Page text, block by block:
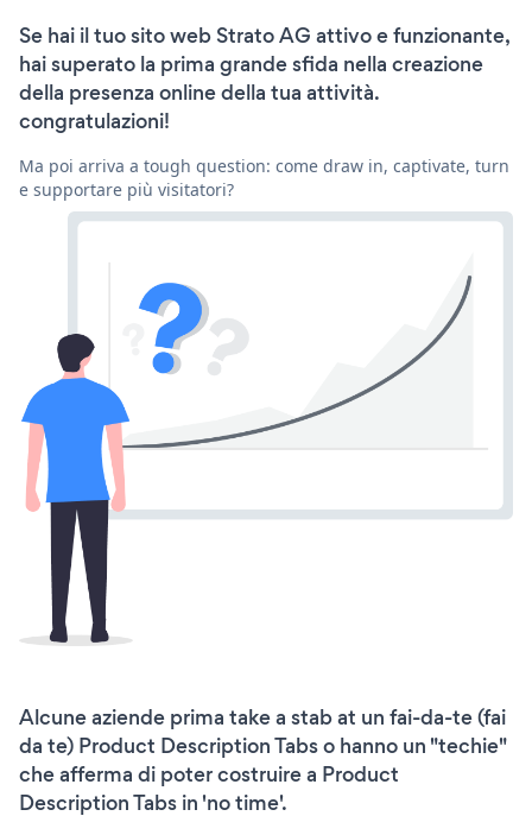
Se hai il tuo sito web Strato AG attivo e funzionante,
hai superato la prima grande sfida nella creazione
della presenza online della tua attività.
congratulazioni!
Ma poi arriva a tough question: come draw in, captivate, turn
e supportare più visitatori?
Alcune aziende prima take a stab at un fai-da-te (fai
da te) Product Description Tabs o hanno un "techie"
che afferma di poter costruire a Product
Description Tabs in 'no time'.